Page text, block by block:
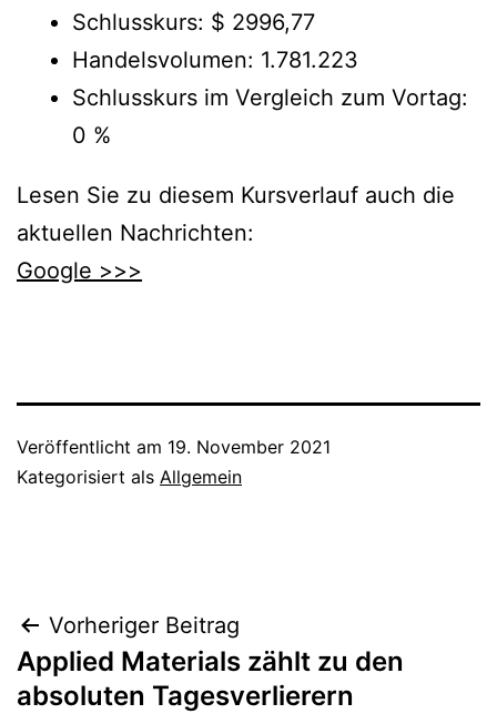
Schlusskurs: $ 2996,77
Handelsvolumen: 1.781.223
Schlusskurs im Vergleich zum Vortag:
0 %
Lesen Sie zu diesem Kursverlauf auch die
aktuellen Nachrichten:
Google >>>
Veröffentlicht am 19. November 2021
Kategorisiert als Allgemein
Beitragsnavigation
Vorheriger Beitrag
Applied Materials zählt zu den
absoluten Tagesverlierern